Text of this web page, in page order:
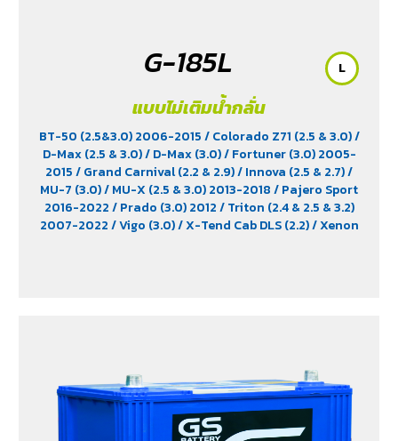
G-185L
แบบไม่เติมน้ำกลั่น
BT-50 (2.5&3.0) 2006-2015/ Colorado Z71 (2.5 & 3.0)/
D-Max (2.5 & 3.0)/ D-Max (3.0)/ Fortuner (3.0) 2005-
2015/ Grand Carnival (2.2 & 2.9)/ Innova (2.5 & 2.7)/
MU-7 (3.0)/ MU-X (2.5 & 3.0) 2013-2018/ Pajero Sport
2016-2022/ Prado (3.0) 2012/ Triton (2.4 & 2.5 & 3.2)
2007-2022/ Vigo (3.0)/ X-Tend Cab DLS (2.2)/ Xenon
L